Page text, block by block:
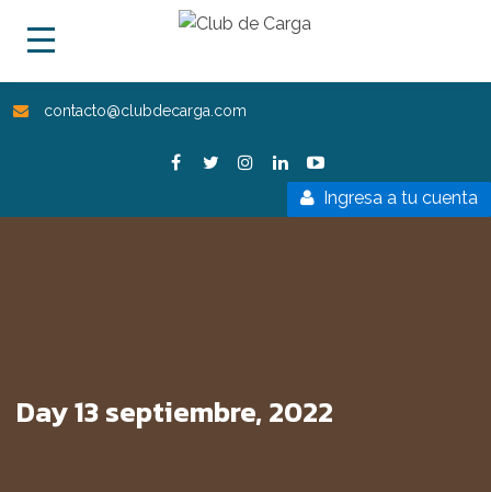
contacto@clubdecarga.com
Ingresa a tu cuenta
Day 13 septiembre, 2022